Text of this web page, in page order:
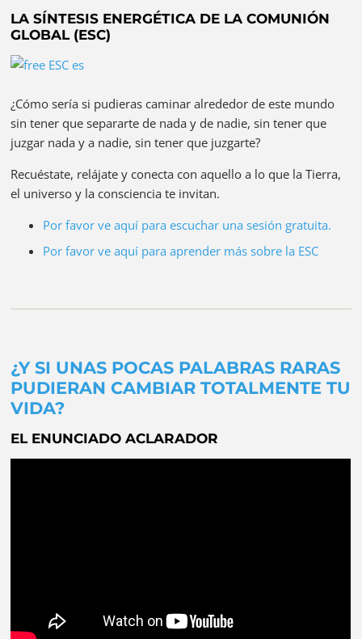
LA SÍNTESIS ENERGÉTICA DE LA COMUNIÓN
GLOBAL (ESC)
¿Cómo sería si pudieras caminar alrededor de este mundo
sin tener que separarte de nada y de nadie, sin tener que
juzgar nada y a nadie, sin tener que juzgarte?
Recuéstate, relájate y conecta con aquello a lo que la Tierra,
el universo y la consciencia te invitan.
Por favor ve aquí para escuchar una sesión gratuita.
Por favor ve aquí para aprender más sobre la ESC
¿Y SI UNAS POCAS PALABRAS RARAS
PUDIERAN CAMBIAR TOTALMENTE TU
VIDA?
EL ENUNCIADO ACLARADOR